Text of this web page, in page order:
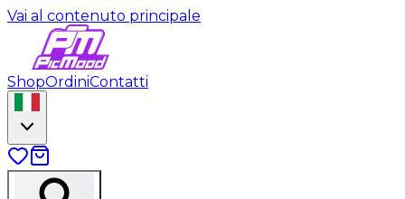
Vai al contenuto principale
ShopOrdiniContatti